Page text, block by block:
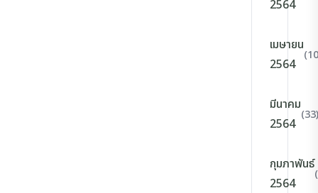
2564
เมษายน
2564
มีนาคม
2564
(33)
กุมภาพันธ์
2564